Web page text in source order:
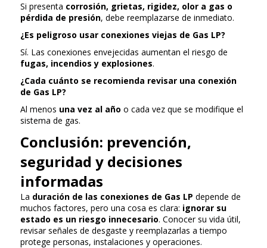
Si presenta corrosión, grietas, rigidez, olor a gas o
pérdida de presión, debe reemplazarse de inmediato.
¿Es peligroso usar conexiones viejas de Gas LP?
Sí. Las conexiones envejecidas aumentan el riesgo de
fugas, incendios y explosiones.
¿Cada cuánto se recomienda revisar una conexión
de Gas LP?
Al menos una vez al año o cada vez que se modifique el
sistema de gas.
Conclusión: prevención,
seguridad y decisiones
informadas
La duración de las conexiones de Gas LP depende de
muchos factores, pero una cosa es clara: ignorar su
estado es un riesgo innecesario. Conocer su vida útil,
revisar señales de desgaste y reemplazarlas a tiempo
protege personas, instalaciones y operaciones.